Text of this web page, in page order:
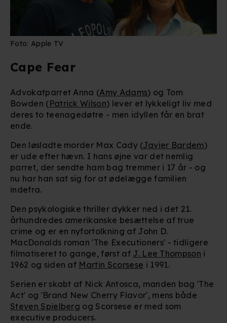
Foto: Apple TV
Cape Fear
Advokatparret Anna (Amy Adams) og Tom
Bowden (Patrick Wilson) lever et lykkeligt liv med
deres to teenagedøtre - men idyllen får en brat
ende.
Den løsladte morder Max Cady (Javier Bardem)
er ude efter hævn. I hans øjne var det nemlig
parret, der sendte ham bag tremmer i 17 år - og
nu har han sat sig for at ødelægge familien
indefra.
Den psykologiske thriller dykker ned i det 21.
århundredes amerikanske besættelse af true
crime og er en nyfortolkning af John D.
MacDonalds roman 'The Executioners' - tidligere
filmatiseret to gange, først af J. Lee Thompson i
1962 og siden af Martin Scorsese i 1991.
Serien er skabt af Nick Antosca, manden bag 'The
Act' og 'Brand New Cherry Flavor', mens både
Steven Spielberg og Scorsese er med som
executive producers.